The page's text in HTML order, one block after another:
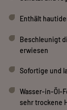
Enthält
Beschleunigt
erwiesen
Sofortige und
Wasser-in-Öl-
sehr trockene